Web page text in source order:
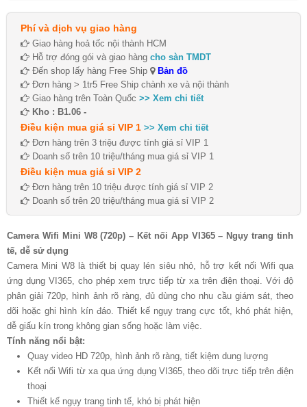
Phí và dịch vụ giao hàng
Giao hàng hoả tốc nội thành HCM
Hỗ trợ đóng gói và giao hàng cho sàn TMDT
Đến shop lấy hàng Free Ship
Bản đồ
Đơn hàng > 1tr5 Free Ship chành xe và nội thành
Giao hàng trên Toàn Quốc >> Xem chi tiết
Kho : B1.06 -
Điều kiện mua giá sỉ VIP 1 >> Xem chi tiết
Đơn hàng trên 3 triệu được tính giá sỉ VIP 1
Doanh số trên 10 triệu/tháng mua giá sỉ VIP 1
Điều kiện mua giá sỉ VIP 2
Đơn hàng trên 10 triệu được tính giá sỉ VIP 2
Doanh số trên 20 triệu/tháng mua giá sỉ VIP 2
Camera Wifi Mini W8 (720p) – Kết nối App VI365 – Ngụy trang tinh
tế, dễ sử dụng
Camera Mini W8 là thiết bị quay lén siêu nhỏ, hỗ trợ kết nối Wifi qua
ứng dụng VI365, cho phép xem trực tiếp từ xa trên điện thoại. Với độ
phân giải 720p, hình ảnh rõ ràng, đủ dùng cho nhu cầu giám sát, theo
dõi hoặc ghi hình kín đáo. Thiết kế ngụy trang cực tốt, khó phát hiện,
dễ giấu kín trong không gian sống hoặc làm việc.
Tính năng nổi bật:
Quay video HD 720p, hình ảnh rõ ràng, tiết kiệm dung lượng
Kết nối Wifi từ xa qua ứng dụng VI365, theo dõi trực tiếp trên điện
thoại
Thiết kế ngụy trang tinh tế, khó bị phát hiện